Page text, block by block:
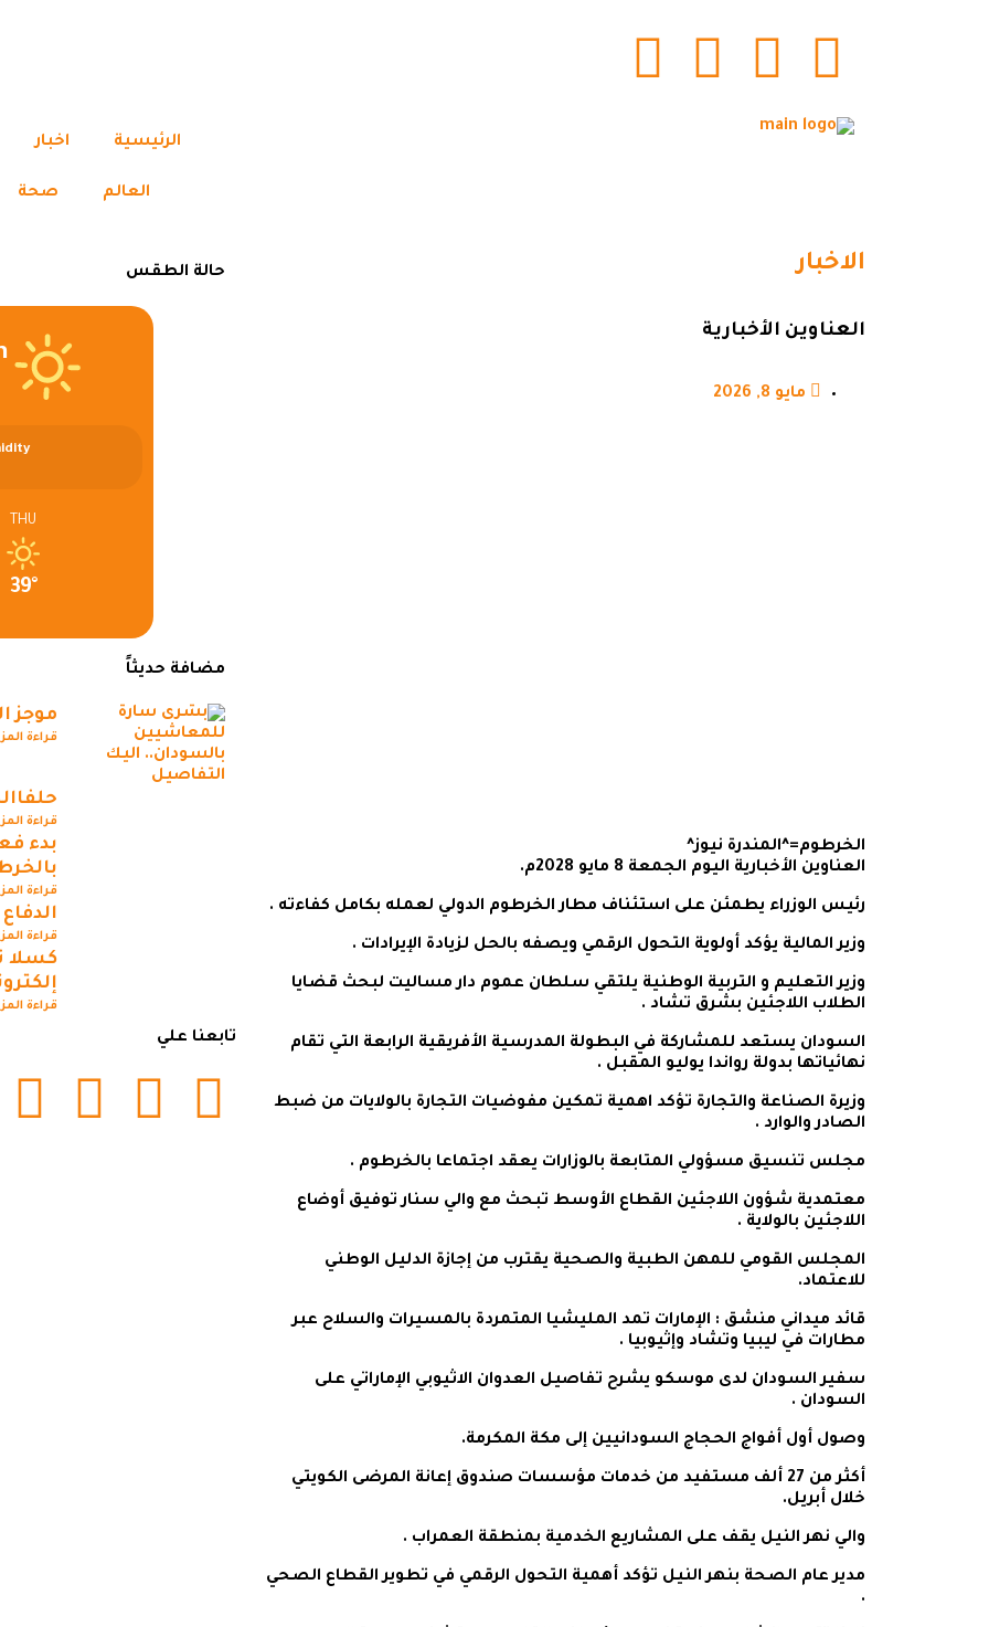
الرئيسية اخبار
العالم صحة
الاخبار
العناوين الأخبارية
مايو 8, 2026
الخرطوم=^المندرة نيوز^
العناوين الأخبارية اليوم الجمعة 8 مايو 2028م.
رئيس الوزراء يطمئن على استئناف مطار الخرطوم الدولي لعمله بكامل كفاءته .
وزير المالية يؤكد أولوية التحول الرقمي ويصفه بالحل لزيادة الإيرادات .
وزير التعليم و التربية الوطنية يلتقي سلطان عموم دار مساليت لبحث قضايا
الطلاب اللاجئين بشرق تشاد .
السودان يستعد للمشاركة في البطولة المدرسية الأفريقية الرابعة التي تقام
نهائياتها بدولة رواندا يوليو المقبل .
وزيرة الصناعة والتجارة تؤكد اهمية تمكين مفوضيات التجارة بالولايات من ضبط
الصادر والوارد .
مجلس تنسيق مسؤولي المتابعة بالوزارات يعقد اجتماعا بالخرطوم .
معتمدية شؤون اللاجئين القطاع الأوسط تبحث مع والي سنار توفيق أوضاع
اللاجئين بالولاية .
المجلس القومي للمهن الطبية والصحية يقترب من إجازة الدليل الوطني
للاعتماد.
قائد ميداني منشق : الإمارات تمد المليشيا المتمردة بالمسيرات والسلاح عبر
مطارات في ليبيا وتشاد وإثيوبيا .
سفير السودان لدى موسكو يشرح تفاصيل العدوان الاثيوبي الإماراتي على
السودان .
وصول أول أفواج الحجاج السودانيين إلى مكة المكرمة.
أكثر من 27 ألف مستفيد من خدمات مؤسسات صندوق إعانة المرضى الكويتي
خلال أبريل.
والي نهر النيل يقف على المشاريع الخدمية بمنطقة العمراب .
مدير عام الصحة بنهر النيل تؤكد أهمية التحول الرقمي في تطوير القطاع الصحي
.
حالة الطقس
THU
39°
مضافة حديثاً
موجز
قراءة
قراءة
بدء
قراءة
قراءة
كسلا
قراءة
تابعنا علي